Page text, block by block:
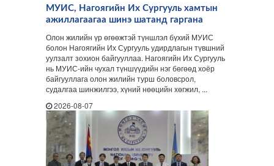
МУИС, Нагоягийн Их Сургууль хамтын
ажиллагаагаа шинэ шатанд гаргана
Олон жилийн үр өгөөжтэй түншлэл бүхий МУИС
болон Нагоягийн Их Сургууль удирдлагын түвшний
уулзалт зохион байгууллаа. Нагоягийн Их Сургууль
нь МУИС-ийн чухал түншүүдийн нэг бөгөөд хоёр
байгууллага олон жилийн турш боловсрол,
судалгаа шинжилгээ, хүний нөөцийн хөгжил, ...
2026-08-07